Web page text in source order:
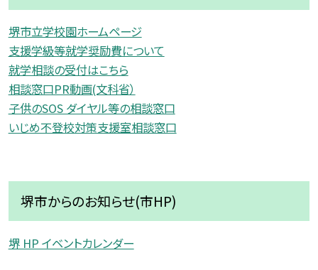
堺市立学校園ホームページ
支援学級等就学奨励費について
就学相談の受付はこちら
相談窓口PR動画(文科省）
子供のSOS ダイヤル等の相談窓口
いじめ不登校対策支援室相談窓口
堺市からのお知らせ(市HP)
堺 HP イベントカレンダー